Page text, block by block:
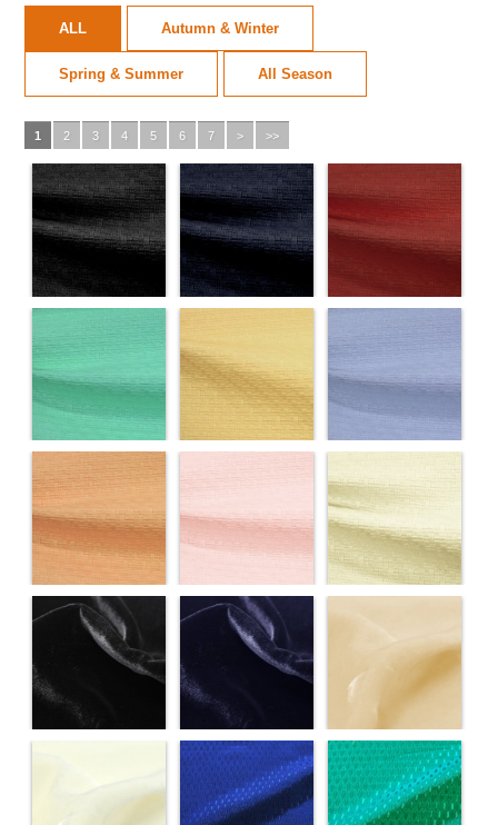
ALL Autumn & Winter
Spring & Summer All Season
1 2 3 4 5 6 7 > >>